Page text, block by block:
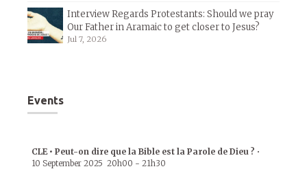
Interview Regards Protestants: Should we pray
Our Father in Aramaic to get closer to Jesus?
Jul 7, 2026
Events
CLE • Peut-on dire que la Bible est la Parole de Dieu ? •
10 September 2025 20h00 - 21h30